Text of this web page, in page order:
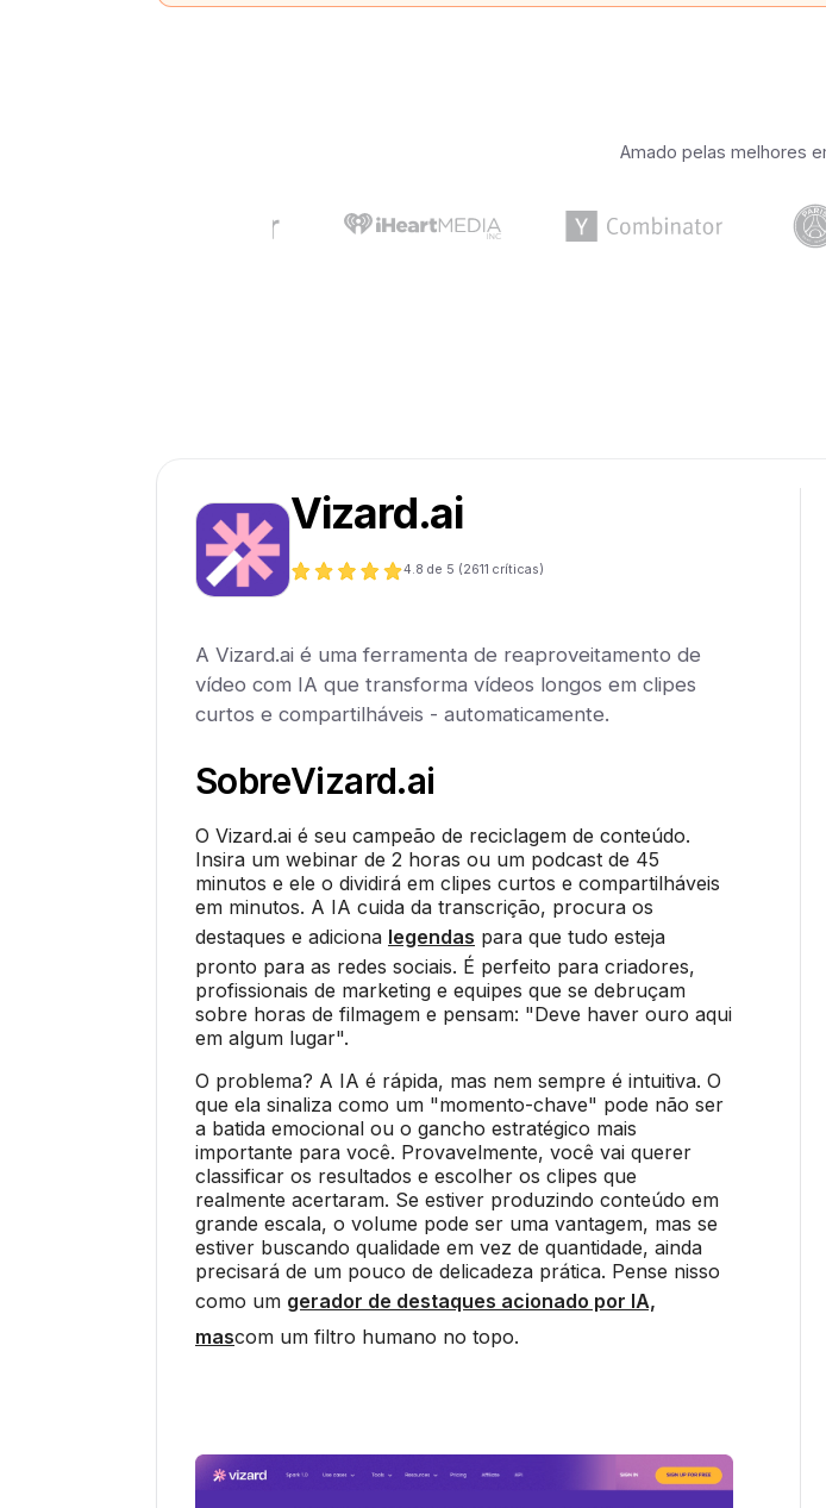
Amado pelas melhores
Vizard.ai
4.8 de 5 (2611 críticas)
A Vizard.ai é uma ferramenta de reaproveitamento de
vídeo com IA que transforma vídeos longos em clipes
curtos e compartilháveis - automaticamente.
SobreVizard.ai
O Vizard.ai é seu campeão de reciclagem de conteúdo.
Insira um webinar de 2 horas ou um podcast de 45
minutos e ele o dividirá em clipes curtos e compartilháveis
em minutos. A IA cuida da transcrição, procura os
destaques e adiciona legendas para que tudo esteja
pronto para as redes sociais. É perfeito para criadores,
profissionais de marketing e equipes que se debruçam
sobre horas de filmagem e pensam: "Deve haver ouro aqui
em algum lugar".
O problema? A IA é rápida, mas nem sempre é intuitiva. O
que ela sinaliza como um "momento-chave" pode não ser
a batida emocional ou o gancho estratégico mais
importante para você. Provavelmente, você vai querer
classificar os resultados e escolher os clipes que
realmente acertaram. Se estiver produzindo conteúdo em
grande escala, o volume pode ser uma vantagem, mas se
estiver buscando qualidade em vez de quantidade, ainda
precisará de um pouco de delicadeza prática. Pense nisso
como um gerador de destaques acionado por IA,
mascom um filtro humano no topo.